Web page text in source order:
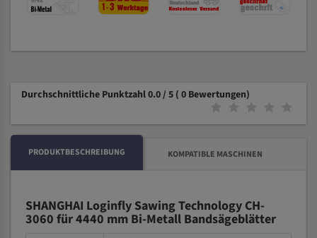
Durchschnittliche Punktzahl 0.0 / 5 ( 0 Bewertungen)
PRODUKTBESCHREIBUNG KOMPATIBLE MASCHINEN
SHANGHAI Loginfly Sawing Technology CH-
3060 für 4440 mm Bi-Metall Bandsägeblätter